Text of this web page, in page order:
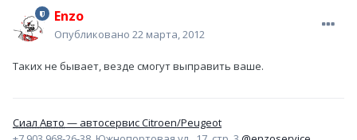
Enzo
Опубликовано 22 марта, 2012
Таких не бывает, везде смогут выправить ваше.
Сиал Авто — автосервис Citroen/Peugeot